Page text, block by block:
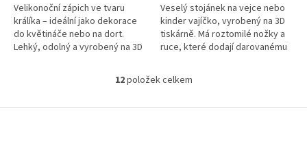
Velikonoční zápich ve tvaru
králíka – ideální jako dekorace
do květináče nebo na dort.
Lehký, odolný a vyrobený na 3D
Veselý stojánek na vejce nebo
kinder vajíčko, vyrobený na 3D
tiskárně. Má roztomilé nožky a
ruce, které dodají darovanému
na jako doplněk k...
O
l
12položek celkem